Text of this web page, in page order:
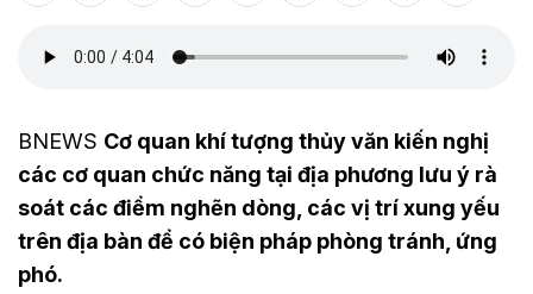
BNEWS Cơ quan khí tượng thủy văn kiến nghị
các cơ quan chức năng tại địa phương lưu ý rà
soát các điểm nghẽn dòng, các vị trí xung yếu
trên địa bàn để có biện pháp phòng tránh, ứng
phó.